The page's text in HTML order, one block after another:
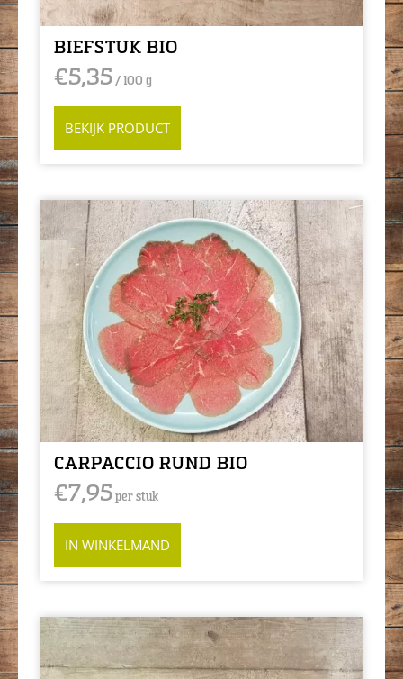
BIEFSTUK BIO
€5,35/ 100 g
BEKIJK PRODUCT
CARPACCIO RUND BIO
€7,95per stuk
IN WINKELMAND